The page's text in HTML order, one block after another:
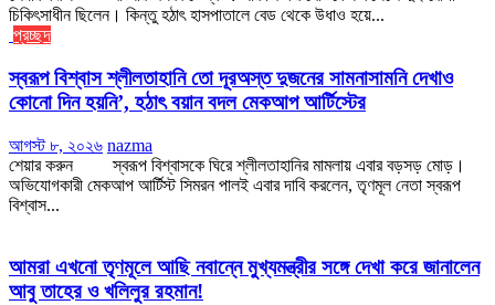
চিকিৎসাধীন ছিলেন। কিন্তু হঠাৎ হাসপাতালে বেড থেকে উধাও হয়ে...
প্রচ্ছদ
স্বরূপ বিশ্বাস শ্লীলতাহানি তো দূরঅস্ত দুজনের সামনাসামনি দেখাও
কোনো দিন হয়নি’, হঠাৎ বয়ান বদল মেকআপ আর্টিস্টের
আগস্ট ৮, ২০২৬ nazma
শেয়ার করুন স্বরূপ বিশ্বাসকে ঘিরে শ্লীলতাহানির মামলায় এবার বড়সড় মোড়।
অভিযোগকারী মেকআপ আর্টিস্ট সিমরন পালই এবার দাবি করলেন, তৃণমূল নেতা স্বরূপ
বিশ্বাস...
আমরা এখনো তৃণমূলে আছি নবান্নে মুখ্যমন্ত্রীর সঙ্গে দেখা করে জানালেন
আবু তাহের ও খলিলুর রহমান!